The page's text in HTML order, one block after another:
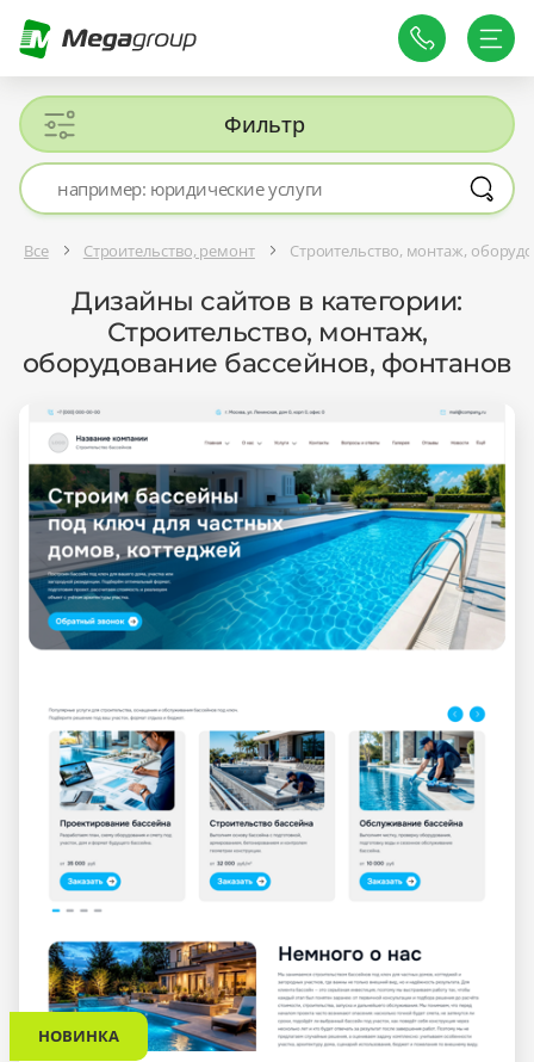
Фильтр
Все Строительство, ремонт Строительство, монтаж,
Дизайны сайтов в категории:
Строительство, монтаж,
оборудование бассейнов, фонтанов
НОВИНКА